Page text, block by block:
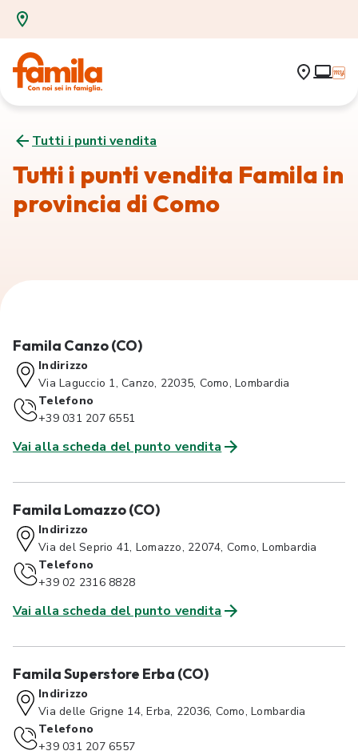
Tutti i punti vendita
Tutti i punti vendita Famila in
provincia di Como
Famila Canzo (CO)
Indirizzo
Via Laguccio 1, Canzo, 22035, Como, Lombardia
Telefono
+39 031 207 6551
Vai alla scheda del punto vendita
Famila Lomazzo (CO)
Indirizzo
Via del Seprio 41, Lomazzo, 22074, Como, Lombardia
Telefono
+39 02 2316 8828
Vai alla scheda del punto vendita
Famila Superstore Erba (CO)
Indirizzo
Via delle Grigne 14, Erba, 22036, Como, Lombardia
Telefono
+39 031 207 6557